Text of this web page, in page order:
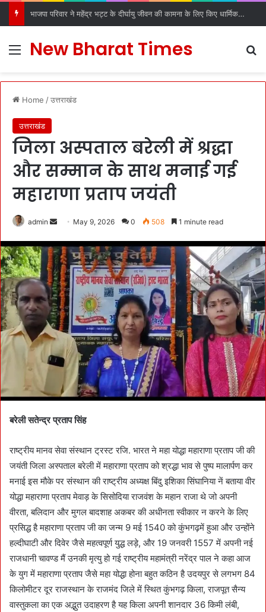
भाजपा परिवार ने महेंद्र भट्ट के दीर्घायु जीवन की कामना के लिए किए धार्मिक अनुष्ठान
Menu
New Bharat Times
Home /उत्तराखंड
उत्तराखंड
जिला अस्पताल बरेली में श्रद्धा
और सम्मान के साथ मनाई गई
महाराणा प्रताप जयंती
admin
n
d
a
n
e
m
a
i
l
May 9, 2026 0 508 1 minute read
बरेली सतेन्द्र प्रताप सिंह
राष्ट्रीय मानव सेवा संस्थान ट्रस्ट रजि. भारत ने महा योद्धा महाराणा प्रताप जी की
जयंती जिला अस्पताल बरेली में महाराणा प्रताप को श्रद्धा भाव से पुष्प मालार्पण कर
मनाई इस मौके पर संस्थान की राष्ट्रीय अध्यक्ष बिंदु इशिका सिंघानिया नें बताया वीर
योद्धा महाराणा प्रताप मेवाड़ के सिसोदिया राजवंश के महान राजा थे जो अपनी
वीरता, बलिदान और मुगल बादशाह अकबर की अधीनता स्वीकार न करने के लिए
प्रसिद्ध है महाराणा प्रताप जी का जन्म 9 मई 1540 को कुंभगढ़में हुआ और उन्होंने
हल्दीघाटी और दिवेर जैसे महत्वपूर्ण युद्ध लड़े, और 19 जनवरी 1557 में अपनी नई
राजधानी चावण्ड मैं उनकी मृत्यु हो गई राष्ट्रीय महामंत्री नरेंद्र पाल ने कहा आज
के युग में महाराणा प्रताप जैसे महा योद्धा होना बहुत कठिन है उदयपुर से लगभग 84
किलोमीटर दूर राजस्थान के राजमंद जिले में स्थित कुंभगढ़ किला, राजपूत सैन्य
वास्तुकला का एक अद्भुत उदाहरण है यह किला अपनी शानदार 36 किमी लंबी,